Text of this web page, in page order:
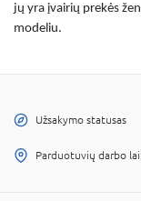
jų yra įvairių prekės
modeliu.
Užsakymo statusas
Parduotuvių darbo